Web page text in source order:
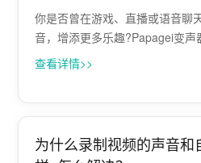
你是否曾在游戏、直播或语音聊
音，增添更多乐趣?Papagei变声
软件，让你轻松实现这一梦想。
查看详情>>
为什么录制视频的声音